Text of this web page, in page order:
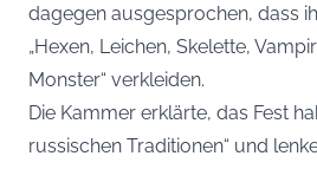
dagegen ausgesprochen, dass
„Hexen, Leichen, Skelette,
Monster“ verkleiden.
Die Kammer erklärte, das Fest
russischen Traditionen“ und